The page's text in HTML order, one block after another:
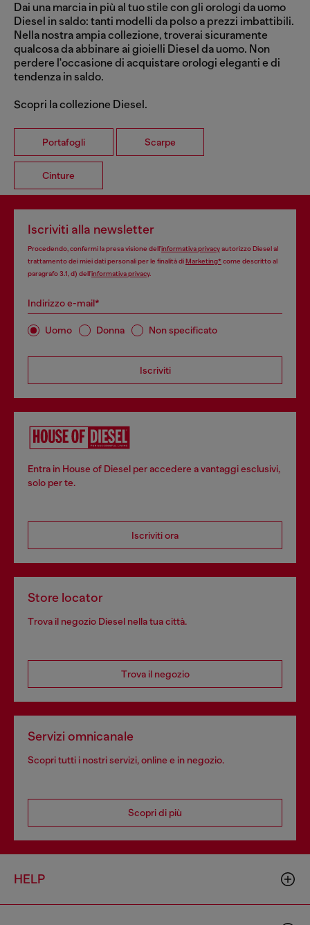
Dai una marcia in più al tuo stile con gli orologi da uomo
Diesel in saldo: tanti modelli da polso a prezzi imbattibili.
Nella nostra ampia collezione, troverai sicuramente
qualcosa da abbinare ai gioielli Diesel da uomo. Non
perdere l'occasione di acquistare orologi eleganti e di
tendenza in saldo.
Scopri la collezione Diesel.
Portafogli Scarpe
Cinture
Iscriviti alla newsletter
Procedendo, confermi la presa visione dell’informativa privacyautorizzo Diesel al
trattamento dei miei dati personali per le finalità diMarketing*come descritto al
paragrafo 3.1, d) dell’informativa privacy.
Indirizzo e-mail*
Uomo Donna Non specificato
Iscriviti
Entra in House of Diesel per accedere a vantaggi esclusivi,
solo per te.
Iscriviti ora
Store locator
Trova il negozio Diesel nella tua città.
Trova il negozio
Servizi omnicanale
Scopri tutti i nostri servizi, online e in negozio.
Scopri di più
HELP